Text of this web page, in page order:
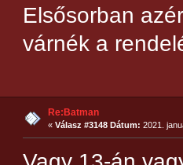
Elsősorban
várnék a
Re:Batman
«Válasz #3148 Dátum: 2021.